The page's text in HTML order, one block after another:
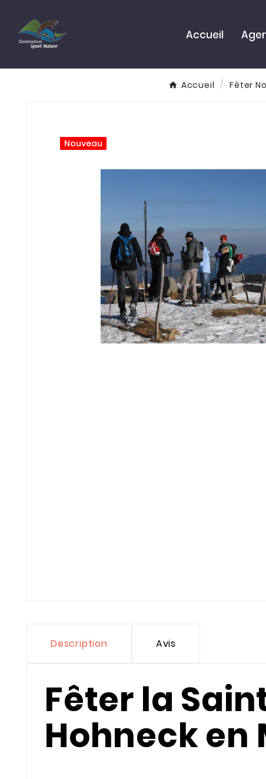
Accueil
Accueil Fêter
Nouveau
Description Avis
Fêter la
Hohneck en